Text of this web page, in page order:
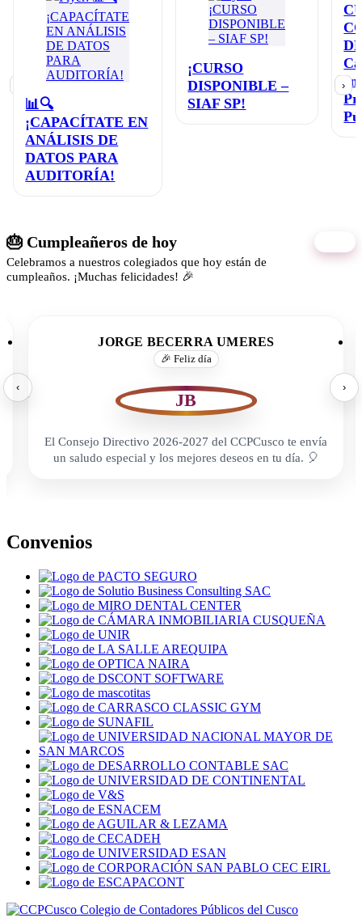
📊🔍
¡CAPACÍTATE EN
ANÁLISIS DE
DATOS PARA
AUDITORÍA!
¡CURSO
DISPONIBLE –
SIAF SP!
en
›
🎂 Cumpleañeros de hoy
Celebramos a nuestros colegiados que hoy están de
cumpleaños. ¡Muchas felicidades! 🎉
‹
JORGE BECERRA UMERES
🎉 Feliz día
JB
El Consejo Directivo 2026-2027 del CCPCusco te envía
un saludo especial y los mejores deseos en tu día. 🎈
›
Convenios
Colegio de Contadores Públicos del Cusco